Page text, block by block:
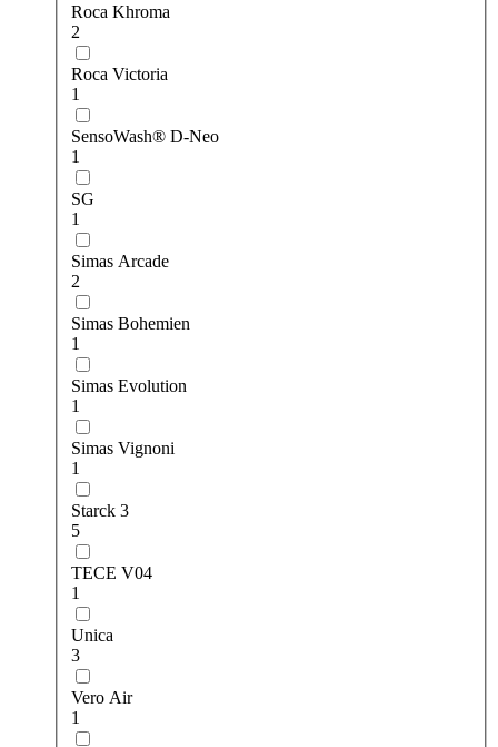
Roca Khroma
2
Roca Victoria
1
SensoWash® D-Neo
1
SG
1
Simas Arcade
2
Simas Bohemien
1
Simas Evolution
1
Simas Vignoni
1
Starck 3
5
TECE V04
1
Unica
3
Vero Air
1